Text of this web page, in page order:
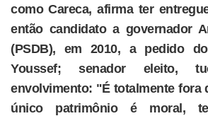
como Careca, afirma ter
então candidato a governador
(PSDB), em 2010, a pedido
Youssef; senador eleito,
envolvimento: "É totalmente fora
único patrimônio é moral,